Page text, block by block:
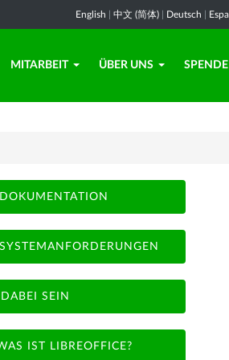
English 中文 (简体) Deutsch
MITARBEIT ÜBER UNS SPENDE
DOKUMENTATION
SYSTEMANFORDERUNGEN
DABEI SEIN
IST LIBREOFFICE?